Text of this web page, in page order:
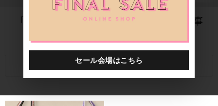
「1013901.2610102.0999」に関する記事
関連キーワード